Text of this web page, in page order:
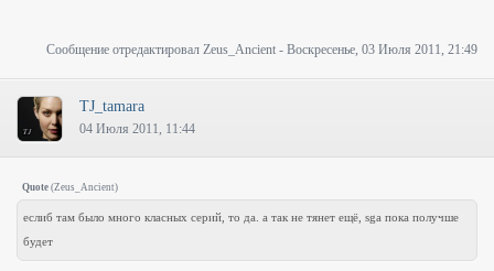
Сообщение отредактировал Zeus_Ancient - Воскресенье, 03 Июля 2011, 21:49
TJ_tamara
04 Июля 2011, 11:44
Quote (Zeus_Ancient)
еслиб там было много класных серий, то да. а так не тянет ещё, sga пока получше
будет